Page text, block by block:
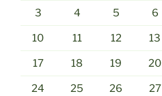
3 4 5 6
10 11 12 13
17 18 19 20
24 25 26 27